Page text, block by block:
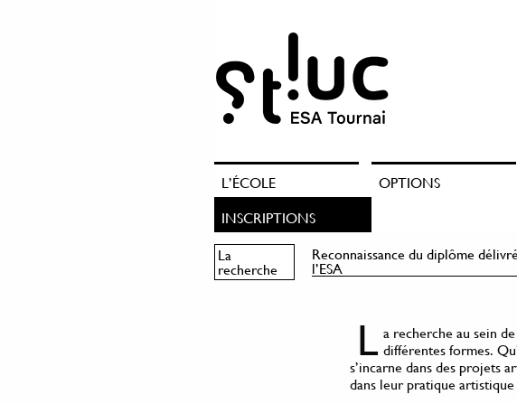
L’ÉCOLE OPTIONS
INSCRIPTIONS
La
recherche
Reconnaissance du diplôme
l’ESA
L a recherche au sein
différentes formes.
s’incarne dans des projets
dans leur pratique